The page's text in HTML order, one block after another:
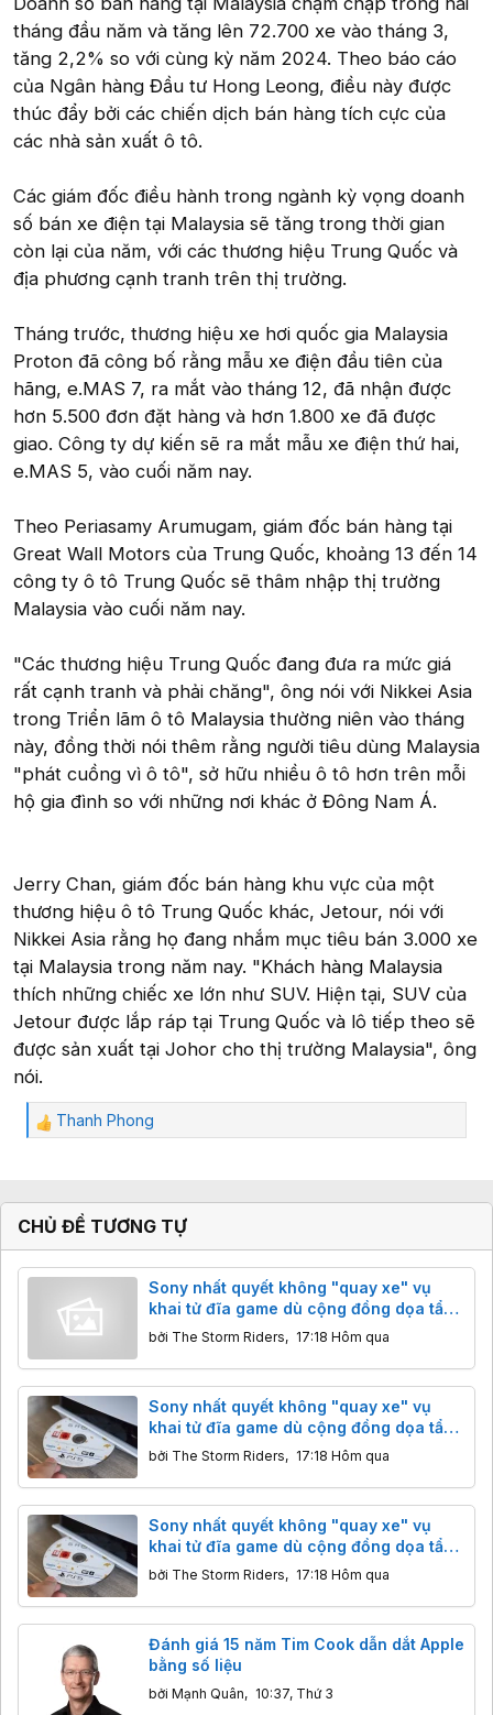
tháng đầu năm và tăng lên 72.700 xe vào tháng 3,
tăng 2,2% so với cùng kỳ năm 2024. Theo báo cáo
của Ngân hàng Đầu tư Hong Leong, điều này được
thúc đẩy bởi các chiến dịch bán hàng tích cực của
các nhà sản xuất ô tô.
Các giám đốc điều hành trong ngành kỳ vọng doanh
số bán xe điện tại Malaysia sẽ tăng trong thời gian
còn lại của năm, với các thương hiệu Trung Quốc và
địa phương cạnh tranh trên thị trường.
Tháng trước, thương hiệu xe hơi quốc gia Malaysia
Proton đã công bố rằng mẫu xe điện đầu tiên của
hãng, e.MAS 7, ra mắt vào tháng 12, đã nhận được
hơn 5.500 đơn đặt hàng và hơn 1.800 xe đã được
giao. Công ty dự kiến sẽ ra mắt mẫu xe điện thứ hai,
e.MAS 5, vào cuối năm nay.
Theo Periasamy Arumugam, giám đốc bán hàng tại
Great Wall Motors của Trung Quốc, khoảng 13 đến 14
công ty ô tô Trung Quốc sẽ thâm nhập thị trường
Malaysia vào cuối năm nay.
"Các thương hiệu Trung Quốc đang đưa ra mức giá
rất cạnh tranh và phải chăng", ông nói với Nikkei Asia
trong Triển lãm ô tô Malaysia thường niên vào tháng
này, đồng thời nói thêm rằng người tiêu dùng Malaysia
"phát cuồng vì ô tô", sở hữu nhiều ô tô hơn trên mỗi
hộ gia đình so với những nơi khác ở Đông Nam Á.
Jerry Chan, giám đốc bán hàng khu vực của một
thương hiệu ô tô Trung Quốc khác, Jetour, nói với
Nikkei Asia rằng họ đang nhắm mục tiêu bán 3.000 xe
tại Malaysia trong năm nay. "Khách hàng Malaysia
thích những chiếc xe lớn như SUV. Hiện tại, SUV của
Jetour được lắp ráp tại Trung Quốc và lô tiếp theo sẽ
được sản xuất tại Johor cho thị trường Malaysia", ông
nói.
C
c
:
Thanh Phong
CHỦ ĐỀ TƯƠNG TỰ
Sony nhất quyết không "quay xe" vụ
khai tử đĩa game dù cộng đồng dọa tẩy
chay
bởi The Storm Riders, 17:18 Hôm qua
Sony nhất quyết không "quay xe" vụ
khai tử đĩa game dù cộng đồng dọa tẩy
chay
bởi The Storm Riders, 17:18 Hôm qua
Sony nhất quyết không "quay xe" vụ
khai tử đĩa game dù cộng đồng dọa tẩy
chay
bởi The Storm Riders, 17:18 Hôm qua
Đánh giá 15 năm Tim Cook dẫn dắt Apple
bằng số liệu
bởi Mạnh Quân, 10:37, Thứ 3